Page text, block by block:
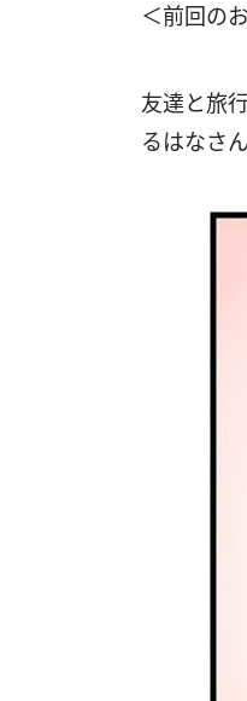
＜前回の
友達と旅
るはなさ